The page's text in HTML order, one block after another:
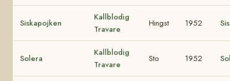
Siskapojken
Kallblodig
Travare
Hingst 1952
Solera
Kallblodig
Travare
Sto 1952